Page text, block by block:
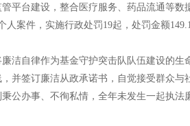
平台建设，整合医疗服务、药品流通等数
人案件，实施行政处罚19起，处罚金额
廉洁自律作为基金守护突击队队伍建设的生
并签订廉洁从政承诺书，自觉接受群众与
公办事、不徇私情，全年未发生一起执法